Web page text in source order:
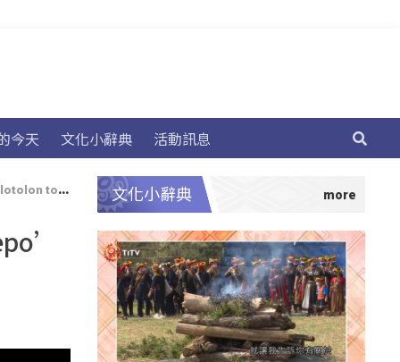
今天 文化小辭典 活動訊息
no kalolisin 文化小辭典